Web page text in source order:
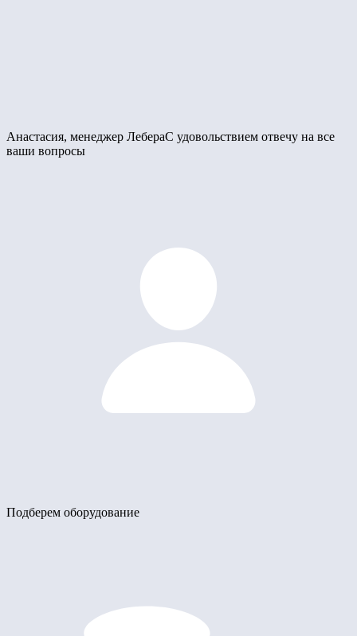
Анастасия, менеджер ЛебераС удовольствием отвечу на все
ваши вопросы
Подберем оборудование